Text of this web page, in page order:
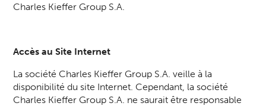
Charles Kieffer Group S.A.
Accès au Site Internet
La société Charles Kieffer Group S.A. veille à la
disponibilité du site Internet. Cependant, la société
Charles Kieffer Group S.A. ne saurait être responsable